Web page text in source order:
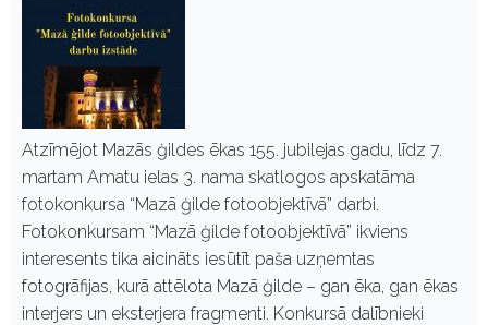
Atzīmējot Mazās ģildes ēkas 155. jubilejas gadu, līdz 7.
martam Amatu ielas 3. nama skatlogos apskatāma
fotokonkursa “Mazā ģilde fotoobjektīvā” darbi.
Fotokonkursam “Mazā ģilde fotoobjektīvā” ikviens
interesents tika aicināts iesūtīt paša uzņemtas
fotogrāfijas, kurā attēlota Mazā ģilde – gan ēka, gan ēkas
interjers un eksterjera fragmenti. Konkursā dalībnieki